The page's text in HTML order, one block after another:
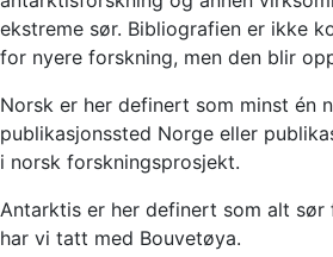
ekstreme sør. Bibliografien er ikke
for nyere forskning, men den blir
Norsk er her definert som minst én
publikasjonssted Norge eller
i norsk forskningsprosjekt.
Antarktis er her definert som alt
har vi tatt med Bouvetøya.